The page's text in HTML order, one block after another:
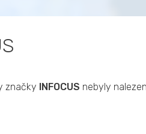
značky INFOCUS nebyly